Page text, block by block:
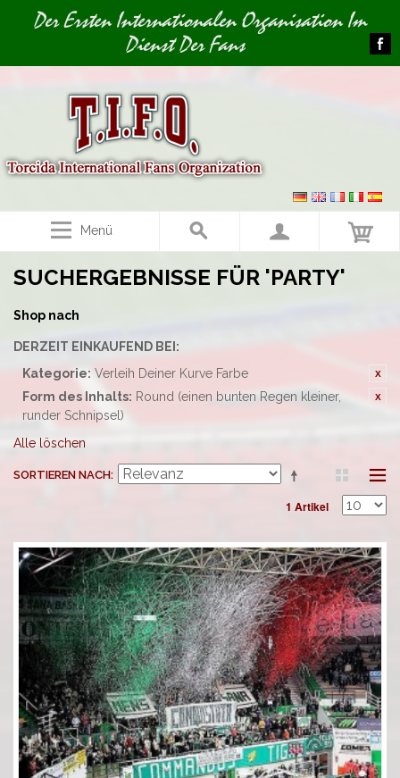
Image 01Der Ersten Internationalen Organisation Im
Dienst Der Fans
Menü
SUCHERGEBNISSE FÜR 'PARTY'
Shop nach
DERZEIT EINKAUFEND BEI:
Kategorie: Verleih Deiner Kurve Farbe
Form des Inhalts: Round (einen bunten Regen kleiner,
runder Schnipsel)
Alle löschen
SORTIEREN NACH
1 Artikel